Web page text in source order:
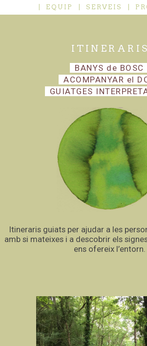
EQUIP SERVEIS
I T I N E R A R I S
BANYS de BOSC
ACOMPANYAR el
GUIATGES
Itineraris guiats per ajudar a les
amb si mateixes i a descobrir els
ens ofereix l’entorn.